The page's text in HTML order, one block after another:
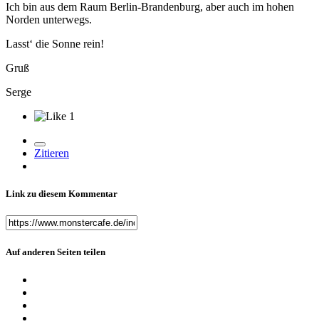
Ich bin aus dem Raum Berlin-Brandenburg, aber auch im hohen
Norden unterwegs.
Lasst‘ die Sonne rein!
Gruß
Serge
1
Zitieren
Link zu diesem Kommentar
Auf anderen Seiten teilen